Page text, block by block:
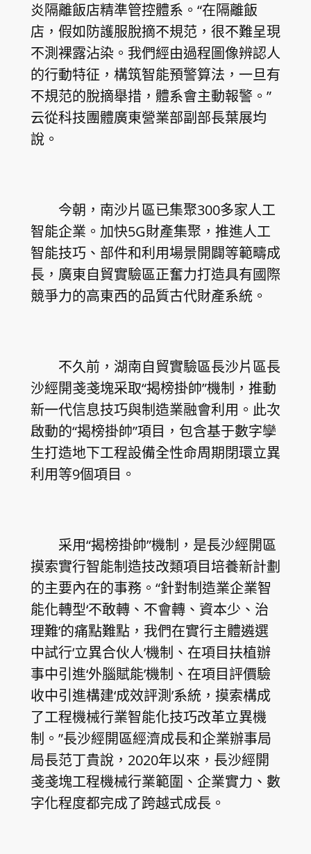
炎隔離飯店精準管控體系。“在隔離飯
店，假如防護服脫摘不規范，很不難呈現
不測裸露沾染。我們經由過程圖像辨認人
的行動特征，構筑智能預警算法，一旦有
不規范的脫摘舉措，體系會主動報警。”
云從科技團體廣東營業部副部長葉展均
說。
今朝，南沙片區已集聚300多家人工
智能企業。加快5G財產集聚，推進人工
智能技巧、部件和利用場景開闢等範疇成
長，廣東自貿實驗區正奮力打造具有國際
競爭力的高東西的品質古代財產系統。
不久前，湖南自貿實驗區長沙片區長
沙經開戔戔塊采取“揭榜掛帥”機制，推動
新一代信息技巧與制造業融會利用。此次
啟動的“揭榜掛帥”項目，包含基于數字孿
生打造地下工程設備全性命周期閉環立異
利用等9個項目。
采用“揭榜掛帥”機制，是長沙經開區
摸索實行智能制造技改類項目培養新計劃
的主要內在的事務。“針對制造業企業智
能化轉型‘不敢轉、不會轉、資本少、治
理難’的痛點難點，我們在實行主體遴選
中試行‘立異合伙人’機制、在項目扶植辦
事中引進‘外腦賦能’機制、在項目評價驗
收中引進構建‘成效評測’系統，摸索構成
了工程機械行業智能化技巧改革立異機
制。”長沙經開區經濟成長和企業辦事局
局長范丁貴說，2020年以來，長沙經開
戔戔塊工程機械行業範圍、企業實力、數
字化程度都完成了跨越式成長。